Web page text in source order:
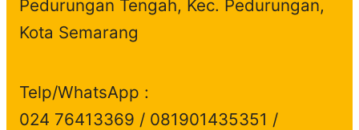
Pedurungan Tengah, Kec. Pedurungan,
Kota Semarang
Telp/WhatsApp :
024 76413369 / 081901435351 /